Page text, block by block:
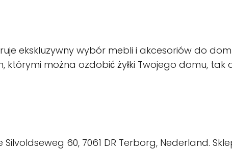
ekskluzywny wybór mebli i akcesoriów do
którymi można ozdobić żyłki Twojego domu, tak
60, 7061 DR Terborg, Nederland.